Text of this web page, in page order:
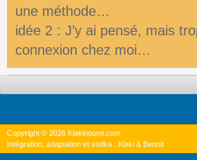
une méthode…
idée 2 : J’y ai pensé, mais
connexion chez moi…
Copyright © 2026 Klakinoumi.com
Intégration, adaptation et vodka : Klaki & Benoit